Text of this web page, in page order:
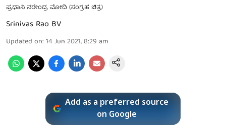
ಪ್ರಧಾನಿ ನರೇಂದ್ರ ಮೋದಿ (ಸಂಗ್ರಹ ಚಿತ್ರ)
Srinivas Rao BV
Updated on: 14 Jun 2021, 8:29 am
Add as a preferred source
on Google